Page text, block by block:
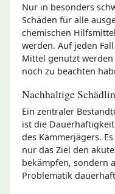
Nur in besonders
Schäden für alle
chemischen
werden. Auf jeden
Mittel genutzt
noch zu beachten
Nachhaltige
Ein zentraler
ist die
des Kammerjägers.
nur das Ziel den
bekämpfen, sondern
Problematik